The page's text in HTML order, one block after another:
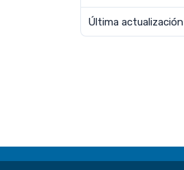
Última actualización